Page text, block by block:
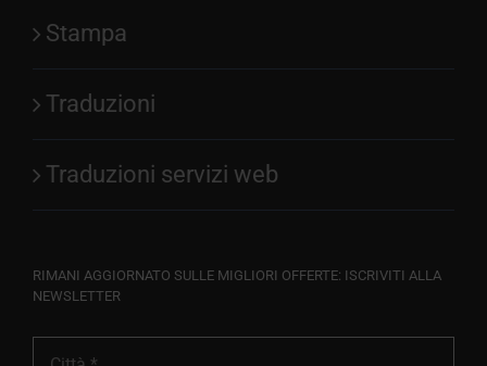
Stampa
Traduzioni
Traduzioni servizi web
RIMANI AGGIORNATO SULLE MIGLIORI OFFERTE: ISCRIVITI ALLA
NEWSLETTER